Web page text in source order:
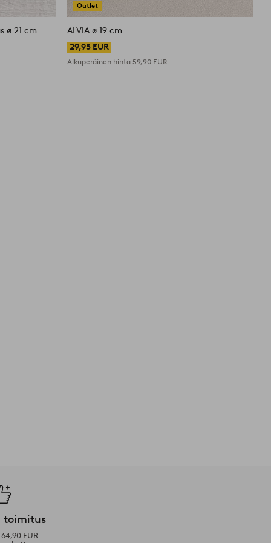
ø 21 cm
Outlet
ALVIA ø 19 cm
29,95 EUR
Alkuperäinen hinta 59,90 EUR
toimitus
EUR